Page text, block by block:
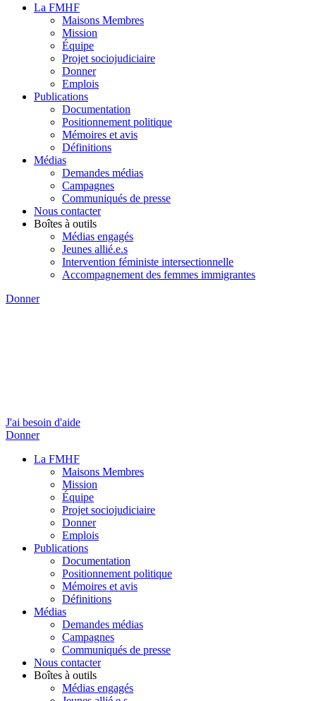
La FMHF
Maisons Membres
Mission
Équipe
Projet sociojudiciaire
Donner
Emplois
Publications
Documentation
Positionnement politique
Mémoires et avis
Définitions
Médias
Demandes médias
Campagnes
Communiqués de presse
Nous contacter
Boîtes à outils
Médias engagés
Jeunes allié.e.s
Intervention féministe intersectionnelle
Accompagnement des femmes immigrantes
Donner
J'ai besoin d'aide
Donner
La FMHF
Maisons Membres
Mission
Équipe
Projet sociojudiciaire
Donner
Emplois
Publications
Documentation
Positionnement politique
Mémoires et avis
Définitions
Médias
Demandes médias
Campagnes
Communiqués de presse
Nous contacter
Boîtes à outils
Médias engagés